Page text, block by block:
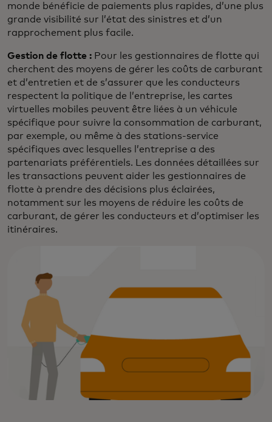
monde bénéficie de paiements plus rapides, d’une plus
grande visibilité sur l’état des sinistres et d’un
rapprochement plus facile.
Gestion de flotte : Pour les gestionnaires de flotte qui
cherchent des moyens de gérer les coûts de carburant
et d’entretien et de s’assurer que les conducteurs
respectent la politique de l’entreprise, les cartes
virtuelles mobiles peuvent être liées à un véhicule
spécifique pour suivre la consommation de carburant,
par exemple, ou même à des stations-service
spécifiques avec lesquelles l’entreprise a des
partenariats préférentiels. Les données détaillées sur
les transactions peuvent aider les gestionnaires de
flotte à prendre des décisions plus éclairées,
notamment sur les moyens de réduire les coûts de
carburant, de gérer les conducteurs et d’optimiser les
itinéraires.